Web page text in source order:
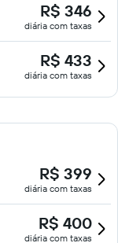
R$ 346
diária com taxas
R$ 433
diária com taxas
R$ 399
diária com taxas
R$ 400
diária com taxas